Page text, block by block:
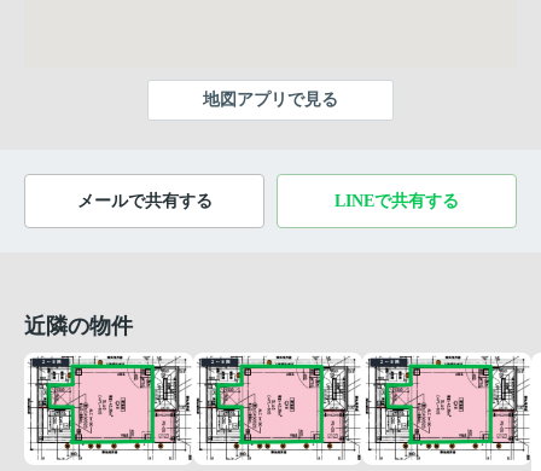
地図アプリで見る
メールで共有する LINEで共有する
近隣の物件